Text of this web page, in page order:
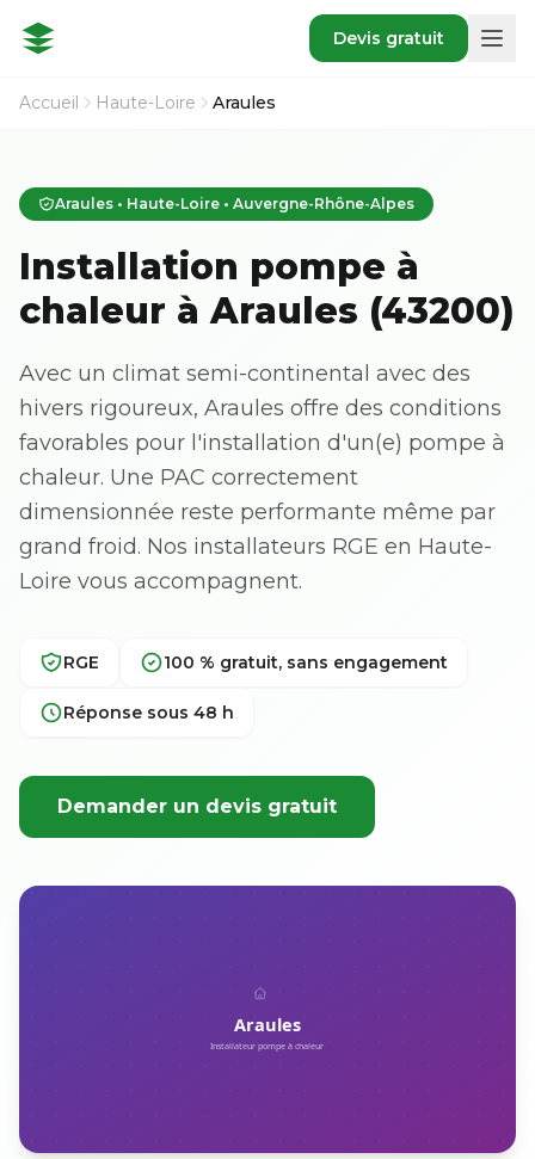
Devis gratuit
Accueil Haute-Loire Araules
Araules • Haute-Loire • Auvergne-Rhône-Alpes
Installation pompe à
chaleur à Araules (43200)
Avec un climat semi-continental avec des
hivers rigoureux, Araules offre des conditions
favorables pour l'installation d'un(e) pompe à
chaleur. Une PAC correctement
dimensionnée reste performante même par
grand froid. Nos installateurs RGE en Haute-
Loire vous accompagnent.
RGE 100 % gratuit, sans engagement
Réponse sous 48 h
Demander un devis gratuit